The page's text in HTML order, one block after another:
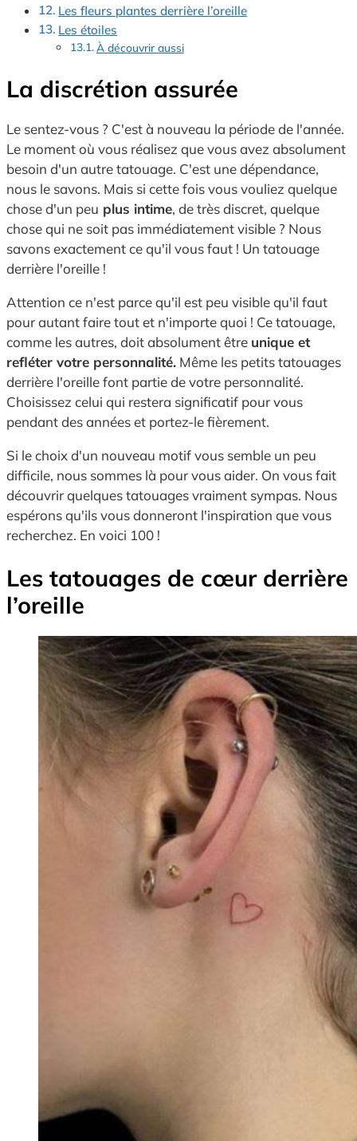
Les fleurs plantes derrière l’oreille
Les étoiles
À découvrir aussi
La discrétion assurée
Le sentez-vous ? C'est à nouveau la période de l'année.
Le moment où vous réalisez que vous avez absolument
besoin d'un autre tatouage. C'est une dépendance,
nous le savons. Mais si cette fois vous vouliez quelque
chose d'un peu plus intime, de très discret, quelque
chose qui ne soit pas immédiatement visible ? Nous
savons exactement ce qu'il vous faut ! Un tatouage
derrière l'oreille !
Attention ce n'est parce qu'il est peu visible qu'il faut
pour autant faire tout et n'importe quoi ! Ce tatouage,
comme les autres, doit absolument être unique et
refléter votre personnalité. Même les petits tatouages
derrière l'oreille font partie de votre personnalité.
Choisissez celui qui restera significatif pour vous
pendant des années et portez-le fièrement.
Si le choix d'un nouveau motif vous semble un peu
difficile, nous sommes là pour vous aider. On vous fait
découvrir quelques tatouages vraiment sympas. Nous
espérons qu'ils vous donneront l'inspiration que vous
recherchez. En voici 100 !
Les tatouages de cœur derrière
l’oreille